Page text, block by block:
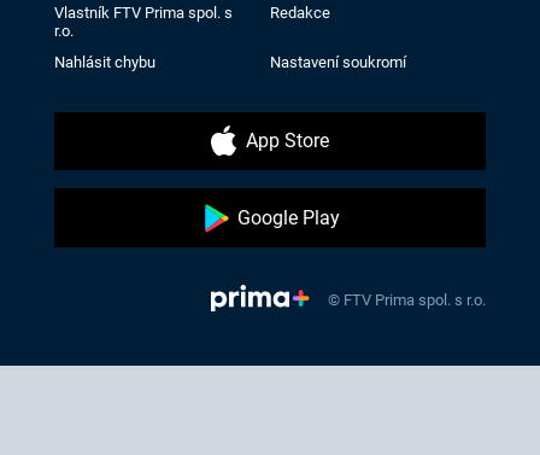
Vlastník FTV Prima spol. s
r.o.
Redakce
Nahlásit chybu Nastavení soukromí
App Store
Google Play
© FTV Prima spol. s r.o.